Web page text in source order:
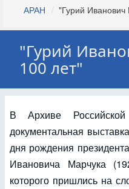
Строка
навигации
АРАН "Гурий
"Гурий
100 лет"
В Архиве
документальная
дня рождения
Ивановича Марчука
которого пришлись на